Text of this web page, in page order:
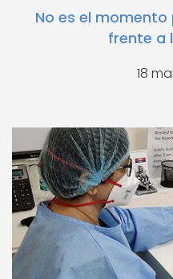
No es el
frente a
18